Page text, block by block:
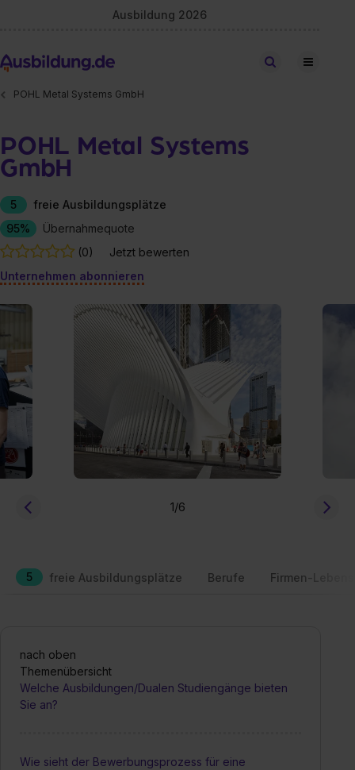
Ausbildung 2026
Stellen finden
POHL Metal Systems GmbH
POHL Metal Systems
GmbH
5
freie Ausbildungsplätze
95%
Übernahmequote
(0)
Jetzt bewerten
Unternehmen abonnieren
1/6
5 freie Ausbildungsplätze Berufe Firmen-
nach oben
Themenübersicht
Welche Ausbildungen/Dualen Studiengänge bieten
Sie an?
Wie sieht der Bewerbungsprozess für eine